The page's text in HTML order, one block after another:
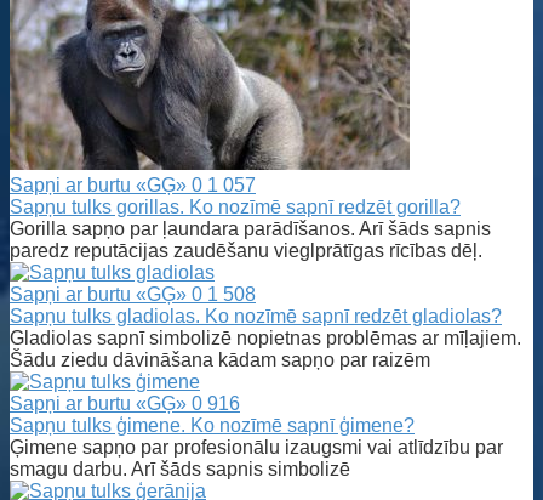
Sapņi ar burtu «GĢ» 0 1 057
Sapņu tulks gorillas. Ko nozīmē sapnī redzēt gorilla?
Gorilla sapņo par ļaundara parādīšanos. Arī šāds sapnis
paredz reputācijas zaudēšanu vieglprātīgas rīcības dēļ.
Sapņi ar burtu «GĢ» 0 1 508
Sapņu tulks gladiolas. Ko nozīmē sapnī redzēt gladiolas?
Gladiolas sapnī simbolizē nopietnas problēmas ar mīļajiem.
Šādu ziedu dāvināšana kādam sapņo par raizēm
Sapņi ar burtu «GĢ» 0 916
Sapņu tulks ģimene. Ko nozīmē sapnī ģimene?
Ģimene sapņo par profesionālu izaugsmi vai atlīdzību par
smagu darbu. Arī šāds sapnis simbolizē